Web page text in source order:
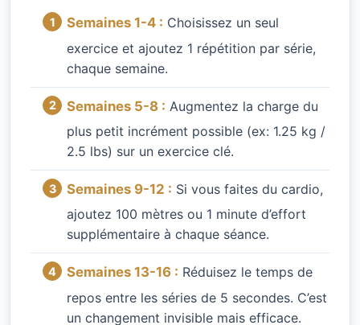
Semaines 1-4 : Choisissez un seul
exercice et ajoutez 1 répétition par série,
chaque semaine.
Semaines 5-8 : Augmentez la charge du
plus petit incrément possible (ex: 1.25 kg /
2.5 lbs) sur un exercice clé.
Semaines 9-12 : Si vous faites du cardio,
ajoutez 100 mètres ou 1 minute d’effort
supplémentaire à chaque séance.
Semaines 13-16 : Réduisez le temps de
repos entre les séries de 5 secondes. C’est
un changement invisible mais efficace.